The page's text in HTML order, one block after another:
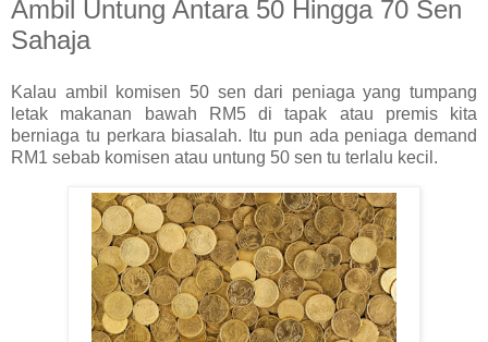
Ambil Untung Antara 50 Hingga 70 Sen
Sahaja
Kalau ambil komisen 50 sen dari peniaga yang tumpang
letak makanan bawah RM5 di tapak atau premis kita
berniaga tu perkara biasalah. Itu pun ada peniaga demand
RM1 sebab komisen atau untung 50 sen tu terlalu kecil.